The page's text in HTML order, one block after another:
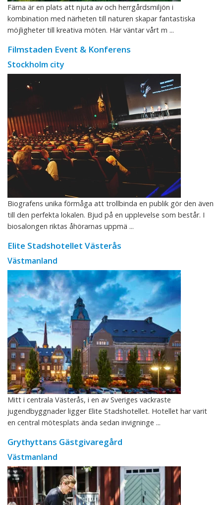
Färna är en plats att njuta av och herrgårdsmiljön i
kombination med närheten till naturen skapar fantastiska
möjligheter till kreativa möten. Här väntar vårt m ...
Filmstaden Event & Konferens
Stockholm city
Biografens unika förmåga att trollbinda en publik gör den även
till den perfekta lokalen. Bjud på en upplevelse som består. I
biosalongen riktas åhörarnas uppmä ...
Elite Stadshotellet Västerås
Västmanland
Mitt i centrala Västerås, i en av Sveriges vackraste
jugendbyggnader ligger Elite Stadshotellet. Hotellet har varit
en central mötesplats ända sedan invigninge ...
Grythyttans Gästgivaregård
Västmanland